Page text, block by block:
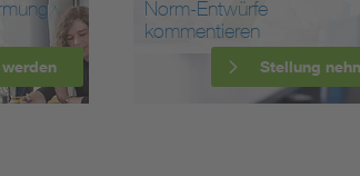
Norm-Entwürfe
kommentieren
Stellung